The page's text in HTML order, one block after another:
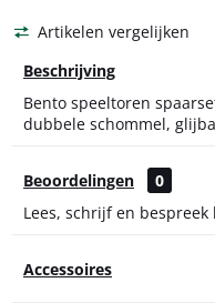
Artikelen vergelijken
Beschrijving
Bento speeltoren
dubbele schommel,
Beoordelingen
0
Lees, schrijf en
Accessoires